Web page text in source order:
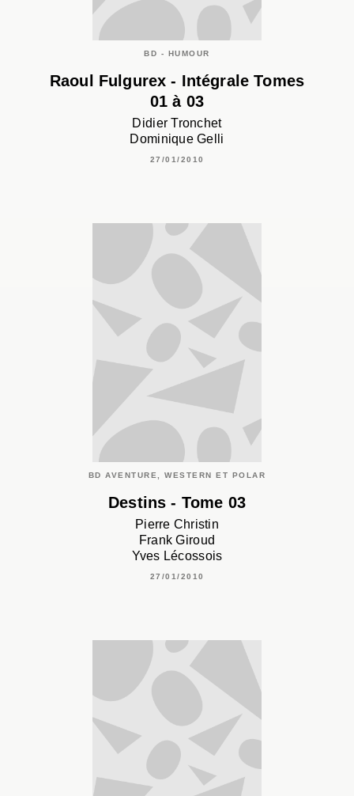
BD - HUMOUR
Raoul Fulgurex - Intégrale Tomes
01 à 03
Didier Tronchet
Dominique Gelli
27/01/2010
BD AVENTURE, WESTERN ET POLAR
Destins - Tome 03
Pierre Christin
Frank Giroud
Yves Lécossois
27/01/2010